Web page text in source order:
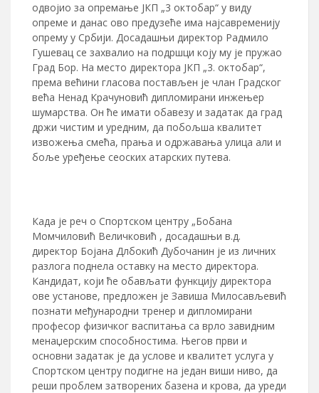
одвојио за опремање ЈКП „3 октобар“ у виду
опреме и данас ово предузеће има најсавременију
опрему у Србији. Досадашњи директор Радмило
Гушевац се захвалио на подршци коју му је пружао
Град Бор. На место директора ЈКП „3. октобар“,
према већини гласова постављен је члан Градског
већа Ненад Крачуновић дипломирани инжењер
шумарства. Он ће имати обавезу и задатак да град
држи чистим и уредним, да побољша квалитет
извожења смећа, прања и одржавања улица али и
боље уређење сеоских атарских путева.
Када је реч о Спортском центру „Бобана
Момчиловић Величковић , досадашњи в.д.
директор Бојана Длбокић Дубочанин је из личних
разлога поднела оставку на место директора.
Кандидат, који ће обављати функцију директора
ове установе, предложен је Завиша Милосављевић
познати међународни тренер и дипломирани
професор физичког васпитања са врло завидним
менаџерским способностима. Његов први и
основни задатак је да услове и квалитет услуга у
Спортском центру подигне на један виши ниво, да
реши проблем затворених базена и крова, да уреди